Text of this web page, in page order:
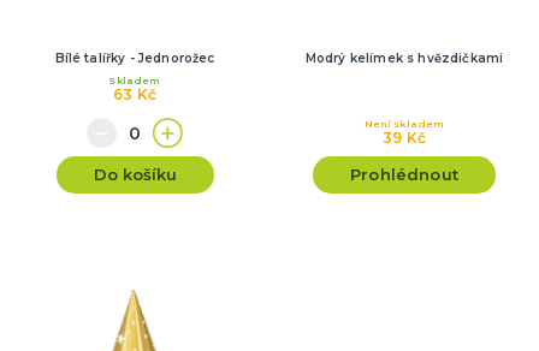
Bílé talířky - Jednorožec
63 Kč
Skladem
Do košíku
Modrý kelímek s hvězdičkami
39 Kč
Není skladem
Prohlédnout